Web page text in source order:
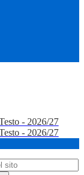
- 2026/27
- 2026/27